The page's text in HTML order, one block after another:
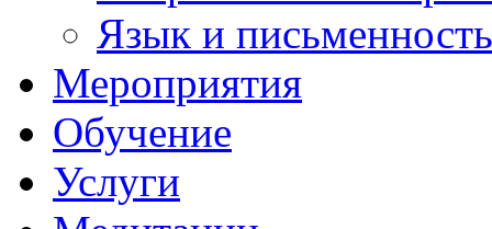
Язык и письменность
Мероприятия
Обучение
Услуги